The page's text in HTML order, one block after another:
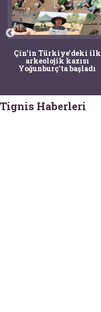
Çin'in Türkiye'deki ilk
arkeolojik kazısı
Yoğunburç'ta başladı
Tignis Haberleri